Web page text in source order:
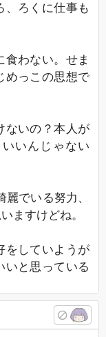
、ろくに仕事も
わない。せま
めっこの思想で
ないの？本人が
いんじゃない
でいる努力、
ますけどね。
をしていようが
いと思っている